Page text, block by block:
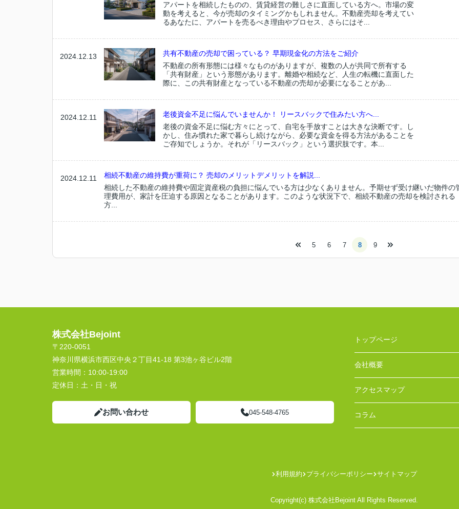
アパートを相続したものの、賃貸経営の難しさに直面している方へ。市場の変
動を考えると、今が売却のタイミングかもしれません。不動産売却を考えてい
るあなたに、アパートを売るべき理由やプロセス、さらにはそ...
2024.12.13
共有不動産の売却で困っている？ 早期現金化の方法をご紹介
不動産の所有形態には様々なものがありますが、複数の人が共同で所有する
「共有財産」という形態があります。離婚や相続など、人生の転機に直面した
際に、この共有財産となっている不動産の売却が必要になることがあ...
2024.12.11
老後資金不足に悩んでいませんか！ リースバックで住みたい方へ...
老後の資金不足に悩む方々にとって、自宅を手放すことは大きな決断です。し
かし、住み慣れた家で暮らし続けながら、必要な資金を得る方法があることを
ご存知でしょうか。それが「リースバック」という選択肢です。本...
2024.12.11
相続不動産の維持費が重荷に？ 売却のメリットデメリットを解説...
相続した不動産の維持費や固定資産税の負担に悩んでいる方は少なくありません。予期せず受け継いだ物件の
理費用が、家計を圧迫する原因となることがあります。このような状況下で、相続不動産の売却を検討される
方...
5 6 7 8 9
株式会社Bejoint
〒220-0051
神奈川県横浜市西区中央２丁目41-18 第3池ヶ谷ビル2階
営業時間： 10:00-19:00
定休日： 土・日・祝
お問い合わせ 045-548-4765
トップページ
会社概要
アクセスマップ
コラム
利用規約 プライバシーポリシー サイトマップ
Copyright(c) 株式会社Bejoint All Rights Reserved.